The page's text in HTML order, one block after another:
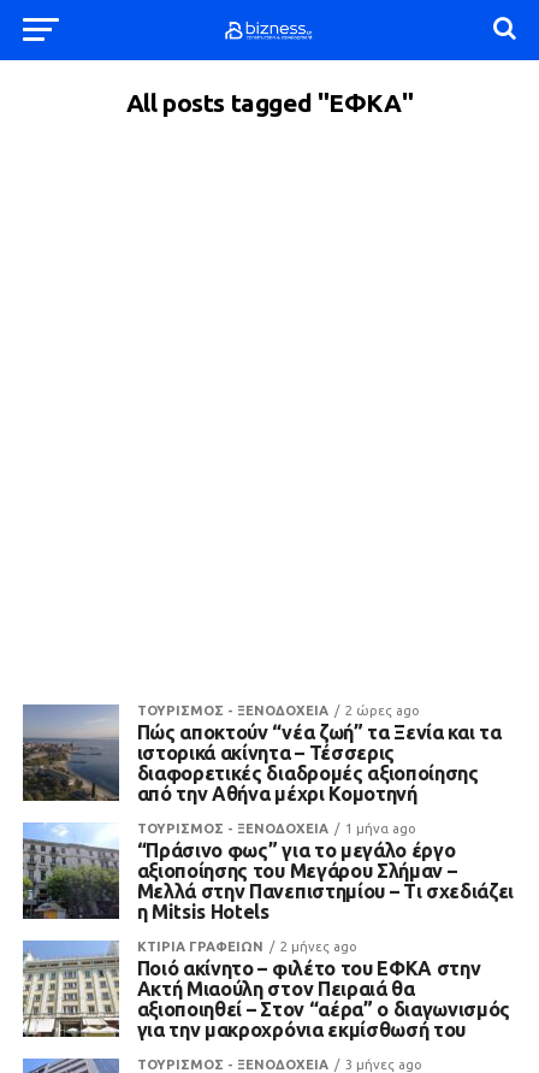
All posts tagged "ΕΦΚΑ"
ΤΟΥΡΙΣΜΟΣ - ΞΕΝΟΔΟΧΕΙΑ 2 ώρες ago
Πώς αποκτούν “νέα ζωή” τα Ξενία και τα
ιστορικά ακίνητα – Τέσσερις
διαφορετικές διαδρομές αξιοποίησης
από την Αθήνα μέχρι Κομοτηνή
ΤΟΥΡΙΣΜΟΣ - ΞΕΝΟΔΟΧΕΙΑ 1 μήνα ago
“Πράσινο φως” για το μεγάλο έργο
αξιοποίησης του Μεγάρου Σλήμαν –
Μελλά στην Πανεπιστημίου – Τι σχεδιάζει
η Mitsis Hotels
ΚΤΙΡΙΑ ΓΡΑΦΕΙΩΝ 2 μήνες ago
Ποιό ακίνητο – φιλέτο του ΕΦΚΑ στην
Ακτή Μιαούλη στον Πειραιά θα
αξιοποιηθεί – Στον “αέρα” ο διαγωνισμός
για την μακροχρόνια εκμίσθωσή του
ΤΟΥΡΙΣΜΟΣ - ΞΕΝΟΔΟΧΕΙΑ 3 μήνες ago